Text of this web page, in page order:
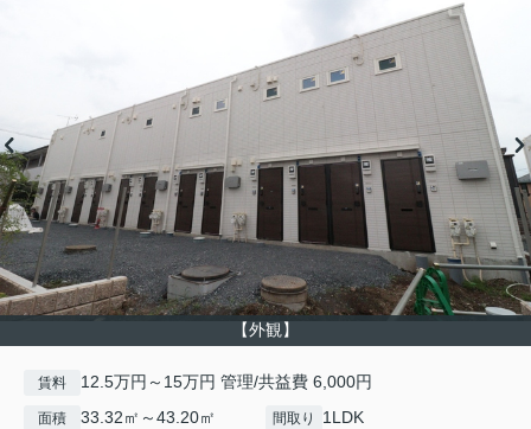
【外観】
賃料 12.5万円～15万円 管理/共益費 6,000円
面積 33.32㎡～43.20㎡ 間取り 1LDK